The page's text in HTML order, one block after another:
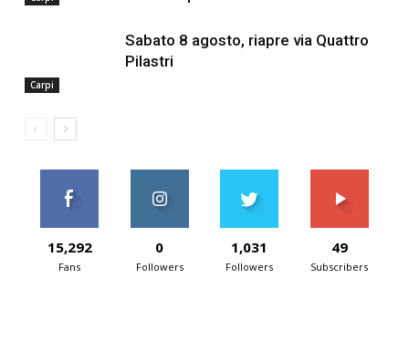
Carpi
Sabato 8 agosto, riapre via Quattro
Pilastri
15,292
Fans
0
Followers
1,031
Followers
49
Subscribers